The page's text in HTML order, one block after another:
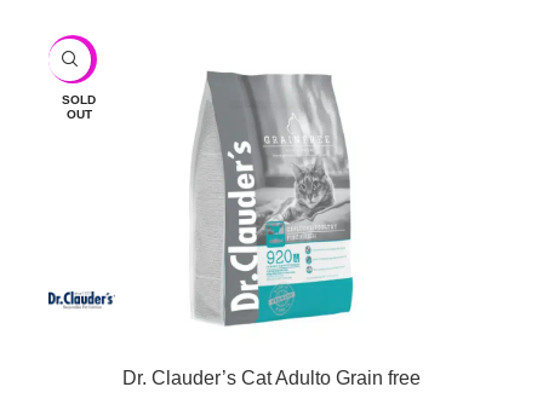
-10%
SOLD
OUT
Dr. Clauder’s Cat Adulto Grain free